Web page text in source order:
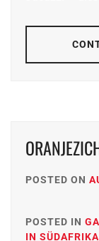
POSTED ON
POSTED IN
IN SÜDAFRIKA